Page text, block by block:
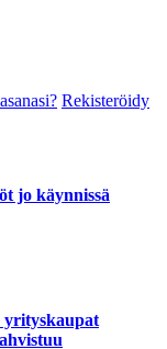
Rekisteröidy
jo käynnissä
yrityskaupat